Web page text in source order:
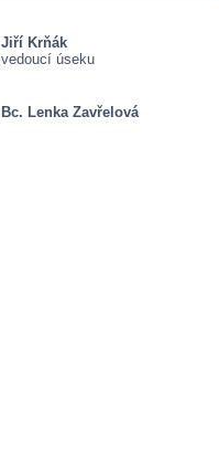
Jiří Krňák
vedoucí úseku
Bc. Lenka Zavřelová